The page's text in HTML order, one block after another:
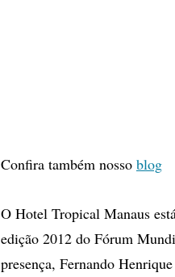
Confira também nosso blog
O Hotel Tropical Manaus
edição 2012 do Fórum
presença, Fernando